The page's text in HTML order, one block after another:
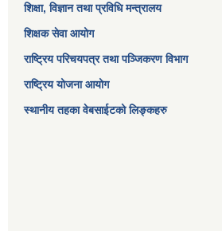
शिक्षा, विज्ञान तथा प्रविधि मन्त्रालय
शिक्षक सेवा आयोग
राष्ट्रिय परिचयपत्र तथा पञ्जिकरण विभाग
राष्ट्रिय योजना आयोग
स्थानीय तहका वेबसाईटको लिङ्कहरु